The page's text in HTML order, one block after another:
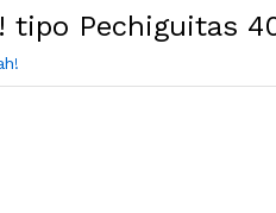
tipo Pechiguitas